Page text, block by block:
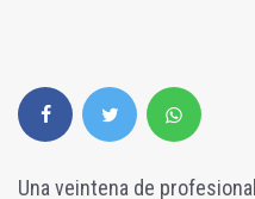
Una veintena de